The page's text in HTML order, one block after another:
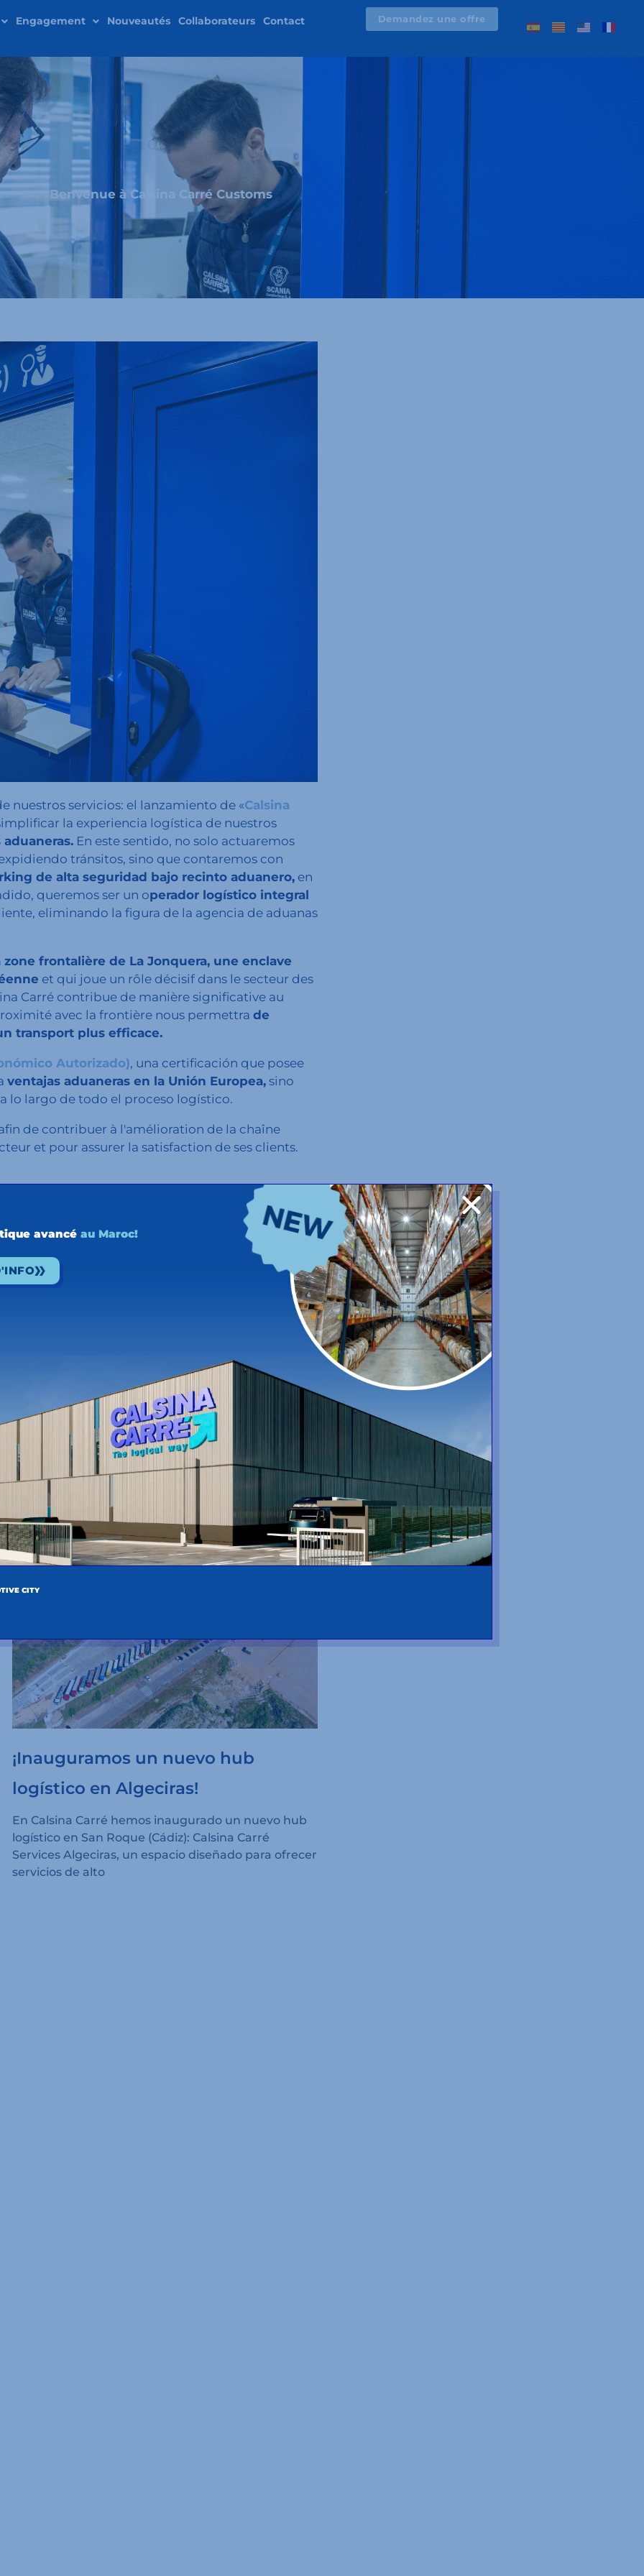
Engagement Nouveautés Collaborateurs Contact Demandez une offre
Benvenue à Calsina Carré Customs
servicios: el lanzamiento de «Calsina
la experiencia logística de nuestros
En este sentido, no solo actuaremos
tránsitos, sino que contaremos con
de alta seguridad bajo recinto aduanero, en
queremos ser un operador logístico integral
eliminando la figura de la agencia de aduanas
zone frontalière de La Jonquera, une enclave
et qui joue un rôle décisif dans le secteur des
Carré contribue de manière significative au
avec la frontière nous permettra de
transport plus efficace.
Autorizado), una certificación que posee
ventajas aduaneras en la Unión Europea, sino
a lo largo de todo el proceso logístico.
de contribuer à l'amélioration de la chaîne
et pour assurer la satisfaction de ses clients.
Calsina Carré Maghreb clôture une année de croissance Suivant
¡Inauguramos un nuevo hub
logístico en Algeciras!
En Calsina Carré hemos inaugurado un nuevo hub
logístico en San Roque (Cádiz): Calsina Carré
Services Algeciras, un espacio diseñado para ofrecer
servicios de alto
avancéau Maroc!
CITY